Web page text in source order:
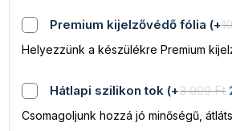
Premium kijelzővédő fólia (+
Helyezzünk a készülékre Premium
Hátlapi szilikon tok (+3 000Ft
Csomagoljunk hozzá jó minőségű,